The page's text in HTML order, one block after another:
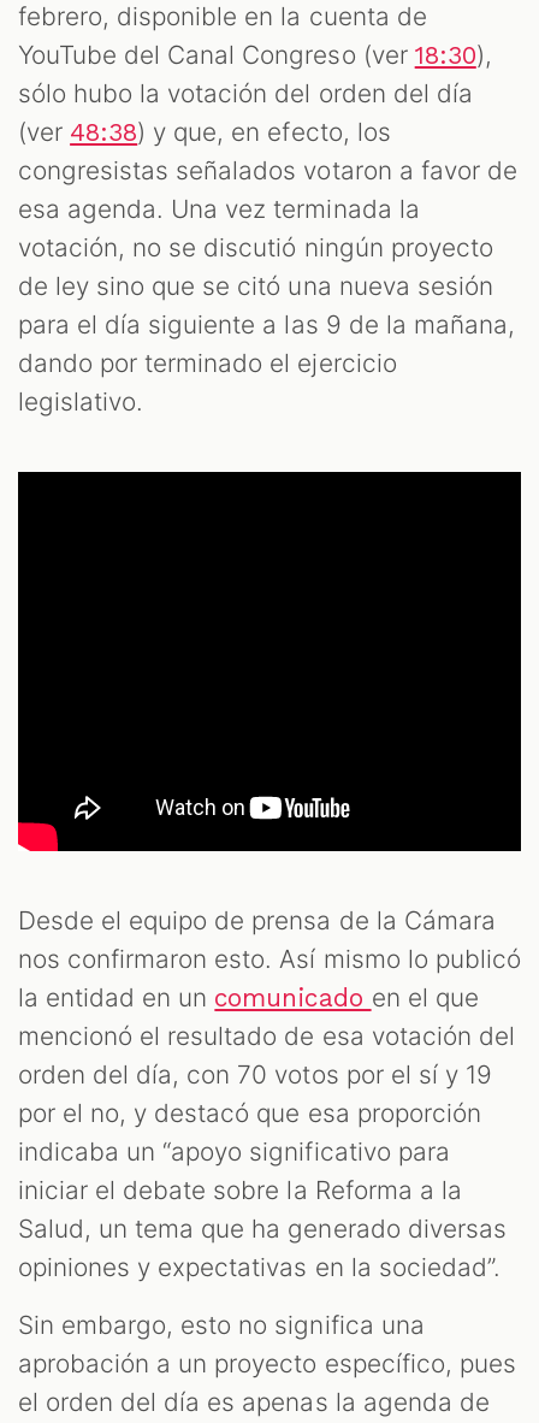
febrero, disponible en la cuenta de
YouTube del Canal Congreso (ver 18:30),
sólo hubo la votación del orden del día
(ver 48:38) y que, en efecto, los
congresistas señalados votaron a favor de
esa agenda. Una vez terminada la
votación, no se discutió ningún proyecto
de ley sino que se citó una nueva sesión
para el día siguiente a las 9 de la mañana,
dando por terminado el ejercicio
legislativo.
Desde el equipo de prensa de la Cámara
nos confirmaron esto. Así mismo lo publicó
la entidad en un comunicado en el que
mencionó el resultado de esa votación del
orden del día, con 70 votos por el sí y 19
por el no, y destacó que esa proporción
indicaba un “apoyo significativo para
iniciar el debate sobre la Reforma a la
Salud, un tema que ha generado diversas
opiniones y expectativas en la sociedad”.
Sin embargo, esto no significa una
aprobación a un proyecto específico, pues
el orden del día es apenas la agenda de